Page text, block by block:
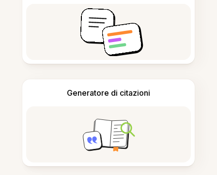
Generatore di citazioni